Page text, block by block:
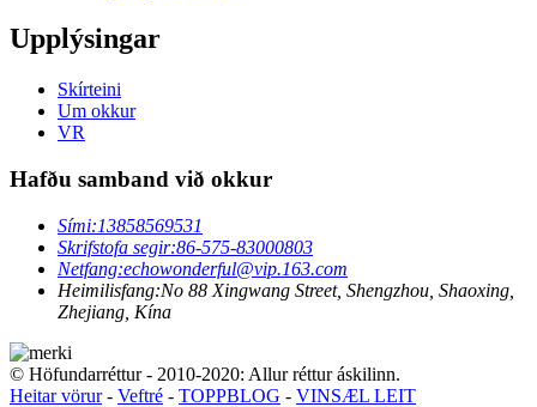
Upplýsingar
Skírteini
Um okkur
VR
Hafðu samband við okkur
Sími:13858569531
Skrifstofa segir:86-575-83000803
Netfang:echowonderful@vip.163.com
Heimilisfang:No 88 Xingwang Street, Shengzhou, Shaoxing,
Zhejiang, Kína
© Höfundarréttur - 2010-2020: Allur réttur áskilinn.
Heitar vörur- Veftré - TOPPBLOG - VINSÆL LEIT